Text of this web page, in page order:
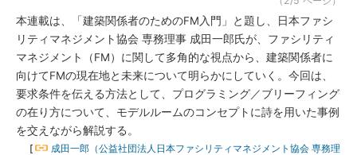
本連載は、「建築関係者のためのFM入門」と題し、日本ファシ
リティマネジメント協会 専務理事 成田一郎氏が、ファシリティ
マネジメント（FM）に関して多角的な視点から、建築関係者に
向けてFMの現在地と未来について明らかにしていく。今回は、
要求条件を伝える方法として、プログラミング／ブリーフィング
の在り方について、モデルルームのコンセプトに詩を用いた事例
を交えながら解説する。
[
成田一郎（公益社団法人日本ファシリティマネジメント協会 専務理